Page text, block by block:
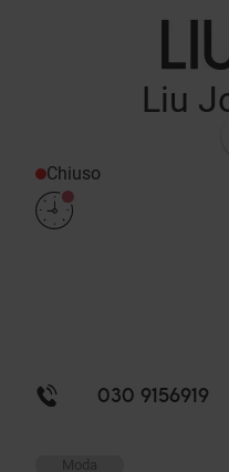
Liu
Chiuso
030 9156919
Moda